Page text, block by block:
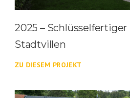
2025 –
Stadtvillen
ZU DIESEM PROJEKT